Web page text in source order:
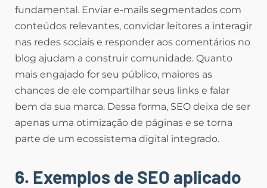
fundamental. Enviar e-mails segmentados com
conteúdos relevantes, convidar leitores a interagir
nas redes sociais e responder aos comentários no
blog ajudam a construir comunidade. Quanto
mais engajado for seu público, maiores as
chances de ele compartilhar seus links e falar
bem da sua marca. Dessa forma, SEO deixa de ser
apenas uma otimização de páginas e se torna
parte de um ecossistema digital integrado.
6. Exemplos de SEO aplicado